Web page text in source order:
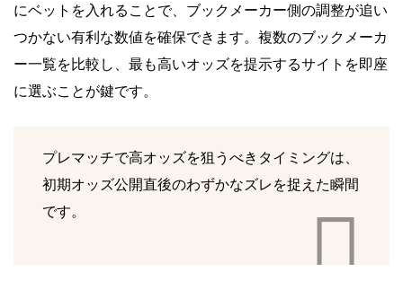
にベットを入れることで、ブックメーカー側の調整が追い
つかない有利な数値を確保できます。複数のブックメーカ
ー一覧を比較し、最も高いオッズを提示するサイトを即座
に選ぶことが鍵です。
プレマッチで高オッズを狙うべきタイミングは、
初期オッズ公開直後のわずかなズレを捉えた瞬間
です。